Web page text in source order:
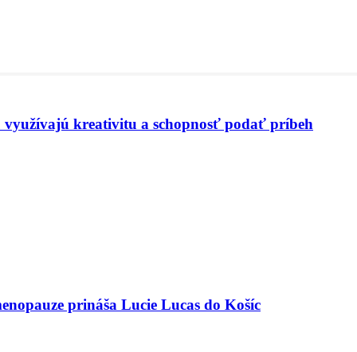
kreativitu a schopnosť podať príbeh
prináša Lucie Lucas do Košíc